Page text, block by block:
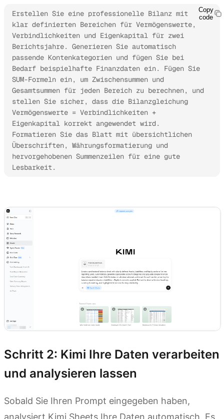
Erstellen Sie eine professionelle Bilanz mit
klar definierten Bereichen für Vermögenswerte,
Verbindlichkeiten und Eigenkapital für zwei
Berichtsjahre. Generieren Sie automatisch
passende Kontenkategorien und fügen Sie bei
Bedarf beispielhafte Finanzdaten ein. Fügen Sie
SUM-Formeln ein, um Zwischensummen und
Gesamtsummen für jeden Bereich zu berechnen, und
stellen Sie sicher, dass die Bilanzgleichung
Vermögenswerte = Verbindlichkeiten +
Eigenkapital korrekt angewendet wird.
Formatieren Sie das Blatt mit übersichtlichen
Überschriften, Währungsformatierung und
hervorgehobenen Summenzeilen für eine gute
Lesbarkeit.
Copy
code
Schritt 2: Kimi Ihre Daten verarbeiten
und analysieren lassen
Sobald Sie Ihren Prompt eingegeben haben,
analysiert Kimi Sheets Ihre Daten automatisch. Es